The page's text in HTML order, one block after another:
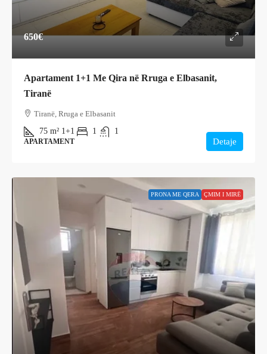
650€
Apartament 1+1 Me Qira në Rruga e Elbasanit,
Tiranë
Tiranë, Rruga e Elbasanit
75 m² 1+1 1 1
APARTAMENT Detaje
PRONA ME QERA ÇMIM I MIRË